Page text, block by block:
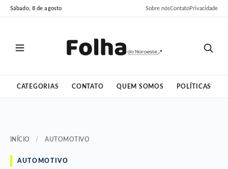
Pular
para
Pular
para
Sábado, 8 de agosto Sobre nósContatoPrivacidade
CATEGORIAS CONTATO QUEM SOMOS POLÍTICAS
INÍCIO / AUTOMOTIVO
AUTOMOTIVO